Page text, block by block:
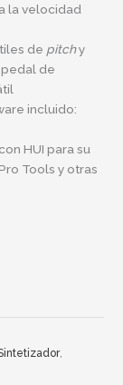
la velocidad
de pitchy
de
incluido:
HUI para su
Tools y otras
,